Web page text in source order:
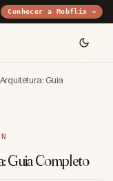
Conhecer a Mobflix →
Guia
Guia Completo